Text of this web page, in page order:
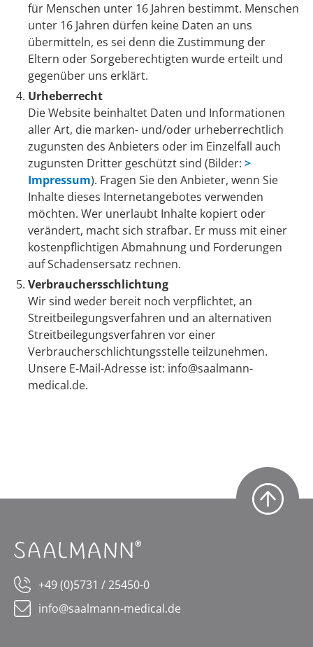
für Menschen unter 16 Jahren bestimmt. Menschen
unter 16 Jahren dürfen keine Daten an uns
übermitteln, es sei denn die Zustimmung der
Eltern oder Sorgeberechtigten wurde erteilt und
gegenüber uns erklärt.
Urheberrecht
Die Website beinhaltet Daten und Informationen
aller Art, die marken- und/oder urheberrechtlich
zugunsten des Anbieters oder im Einzelfall auch
zugunsten Dritter geschützt sind (Bilder: >
Impressum). Fragen Sie den Anbieter, wenn Sie
Inhalte dieses Internetangebotes verwenden
möchten. Wer unerlaubt Inhalte kopiert oder
verändert, macht sich strafbar. Er muss mit einer
kostenpflichtigen Abmahnung und Forderungen
auf Schadensersatz rechnen.
Verbrauchersschlichtung
Wir sind weder bereit noch verpflichtet, an
Streitbeilegungsverfahren und an alternativen
Streitbeilegungsverfahren vor einer
Verbraucherschlichtungsstelle teilzunehmen.
Unsere E-Mail-Adresse ist: info@saalmann-
medical.de.
+49 (0)5731 / 25450-0
info@saalmann-medical.de